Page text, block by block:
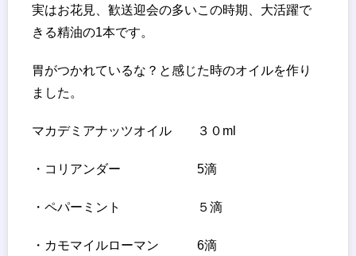
実はお花見、歓送迎会の多いこの時期、大活躍で
きる精油の1本です。
胃がつかれているな？と感じた時のオイルを作り
ました。
マカデミアナッツオイル ３０ml
・コリアンダー 5滴
・ペパーミント ５滴
・カモマイルローマン 6滴